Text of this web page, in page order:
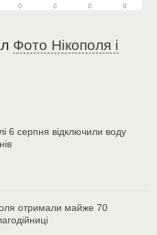
Фото Нікополя і
6 серпня відключили воду
отримали майже 70